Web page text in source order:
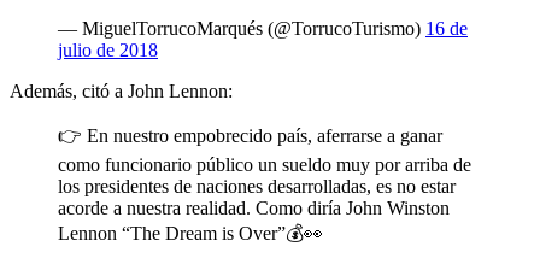
— MiguelTorrucoMarqués (@TorrucoTurismo) 16 de
julio de 2018
Además, citó a John Lennon:
👉 En nuestro empobrecido país, aferrarse a ganar
como funcionario público un sueldo muy por arriba de
los presidentes de naciones desarrolladas, es no estar
acorde a nuestra realidad. Como diría John Winston
Lennon “The Dream is Over”💰👀